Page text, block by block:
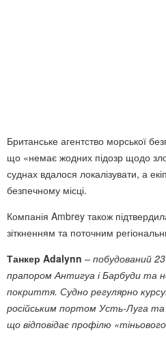
Британське агентство морської
що «немає жодних підозр щодо
суднах вдалося локалізувати, а
безпечному місці.
Компанія Ambrey також
зіткненням та поточним
Танкер Adalynn – побудований
прапором Антигуа і Барбуди та
покриття. Судно регулярно
російським портом Усть-Луга та
що відповідає профілю